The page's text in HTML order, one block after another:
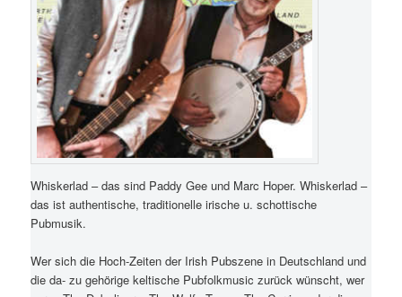
Whiskerlad – das sind Paddy Gee und Marc Hoper. Whiskerlad –
das ist authentische, traditionelle irische u. schottische
Pubmusik.
Wer sich die Hoch-Zeiten der Irish Pubszene in Deutschland und
die da- zu gehörige keltische Pubfolkmusic zurück wünscht, wer